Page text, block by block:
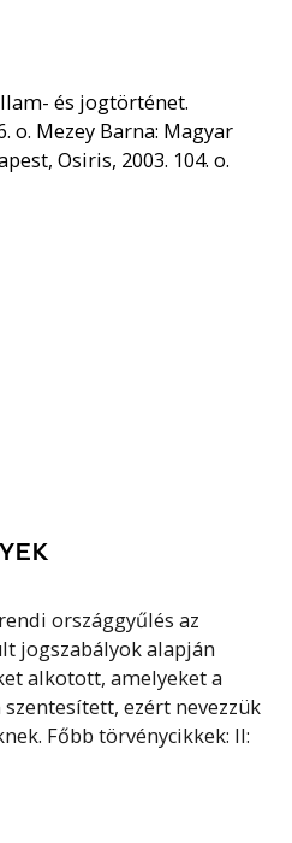
és jogtörténet.
o. Mezey Barna: Magyar
Osiris, 2003. 104. o.
országgyűlés az
jogszabályok alapján
alkotott, amelyeket a
ezért nevezzük
Főbb törvénycikkek: II: